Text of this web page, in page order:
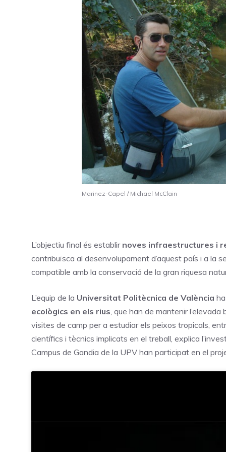
Marinez-Capel / Michael McClain
L’objectiu final és establir noves infraestructures i
contribuïsca al desenvolupament d’aquest país i a la
compatible amb la conservació de la gran riquesa
L’equip de la Universitat Politècnica de València
ecològics en els rius , que han de mantenir
visites de camp per a estudiar els peixos tropicals,
científics i tècnics implicats en el treball, explica
Campus de Gandia de la UPV han participat en el